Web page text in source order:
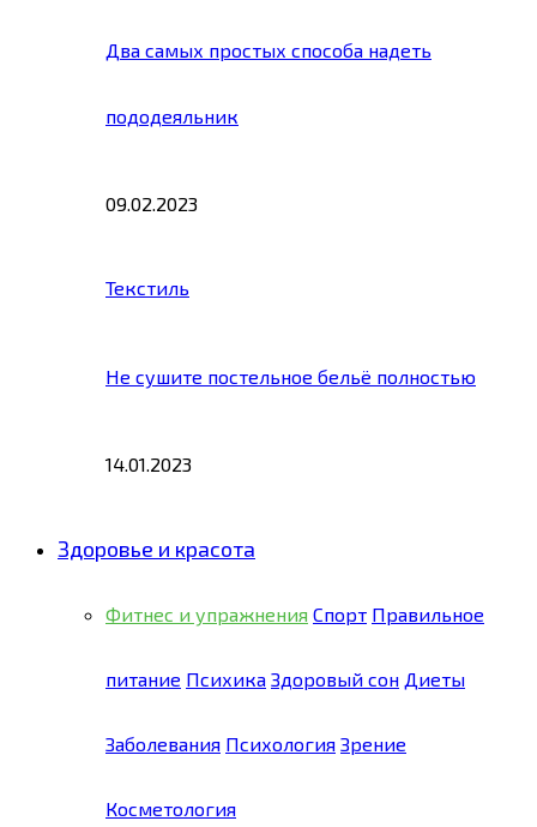
Два самых простых способа надеть
пододеяльник
09.02.2023
Текстиль
Не сушите постельное бельё полностью
14.01.2023
Здоровье и красота
Фитнес и упражнения Спорт Правильное
питание Психика Здоровый сон Диеты
Заболевания Психология Зрение
Косметология